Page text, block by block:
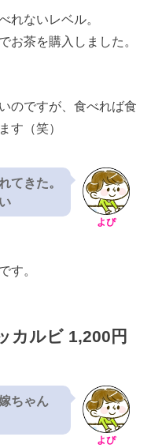
れないレベル。
お茶を購入しました。
のですが、食べれば食
す（笑）
よぴ
てきた。
す。
カルビ 1,200円
よぴ
ちゃん